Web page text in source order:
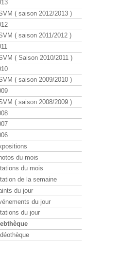
( saison 2012/2013 )
( saison 2011/2012 )
( Saison 2010/2011 )
( saison 2009/2010 )
( saison 2008/2009 )
du mois
du mois
de la semaine
du jour
du jour
du jour